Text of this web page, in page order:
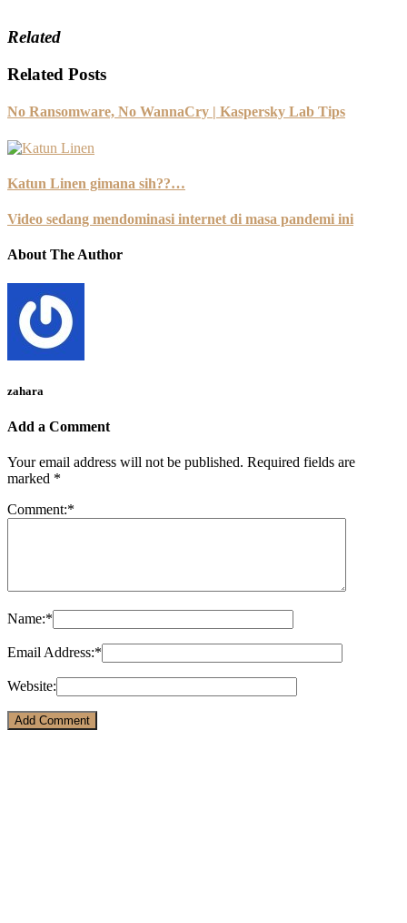
Related
Related Posts
No Ransomware, No WannaCry | Kaspersky Lab Tips
Katun Linen gimana sih??…
Video sedang mendominasi internet di masa pandemi ini
About The Author
zahara
Add a Comment
Your email address will not be published. Required fields are
marked *
Comment:*
Name:*
Email Address:*
Website: